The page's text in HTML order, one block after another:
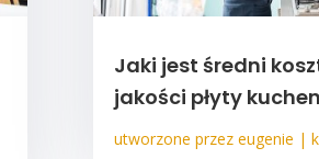
Jaki jest średni
jakości płyty
utworzone przez eugenie |